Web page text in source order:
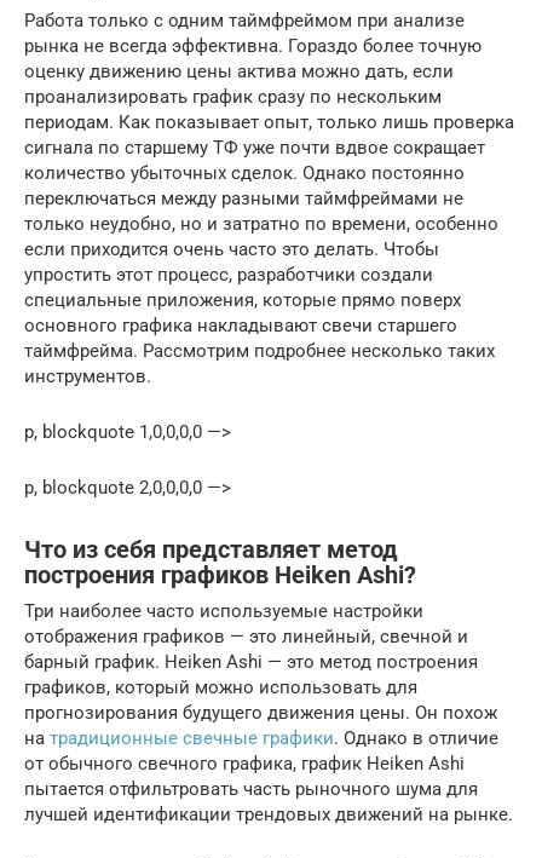
Работа только с одним таймфреймом при анализе
рынка не всегда эффективна. Гораздо более точную
оценку движению цены актива можно дать, если
проанализировать график сразу по нескольким
периодам. Как показывает опыт, только лишь проверка
сигнала по старшему ТФ уже почти вдвое сокращает
количество убыточных сделок. Однако постоянно
переключаться между разными таймфреймами не
только неудобно, но и затратно по времени, особенно
если приходится очень часто это делать. Чтобы
упростить этот процесс, разработчики создали
специальные приложения, которые прямо поверх
основного графика накладывают свечи старшего
таймфрейма. Рассмотрим подробнее несколько таких
инструментов.
p, blockquote 1,0,0,0,0 —>
p, blockquote 2,0,0,0,0 —>
Что из себя представляет метод
построения графиков Heiken Ashi?
Три наиболее часто используемые настройки
отображения графиков — это линейный, свечной и
барный график. Heiken Ashi — это метод построения
графиков, который можно использовать для
прогнозирования будущего движения цены. Он похож
на традиционные свечные графики. Однако в отличие
от обычного свечного графика, график Heiken Ashi
пытается отфильтровать часть рыночного шума для
лучшей идентификации трендовых движений на рынке.